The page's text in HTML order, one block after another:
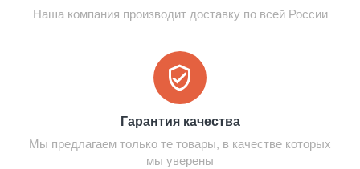
Наша компания производит доставку по всей России
Гарантия качества
Мы предлагаем только те товары, в качестве которых
мы уверены